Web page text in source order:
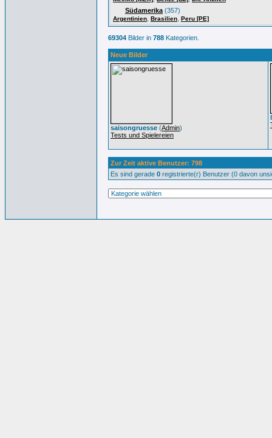
Südamerika (357)
Argentinien Brasilien Peru [PE]
69304 Bilder in 788 Kategorien.
Neue Bilder
saisongruesse (Admin)
Tests und Spielereien
Zur Zeit aktive Benutzer: 798
Es sind gerade 0 registrierte(r) Benutzer (0 davon